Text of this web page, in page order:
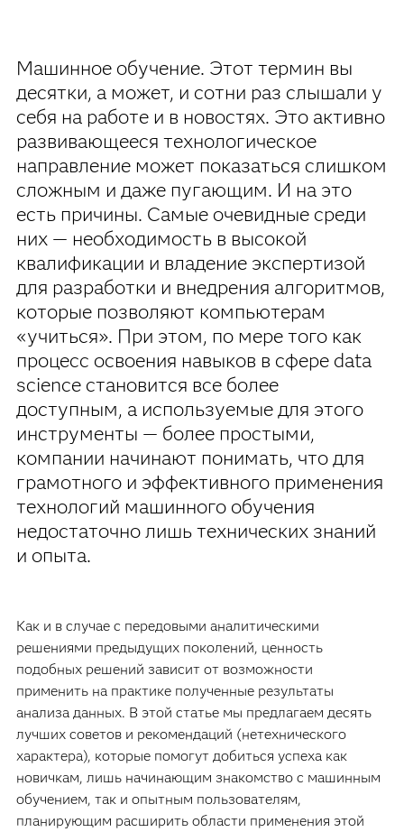
Машинное обучение. Этот термин вы
десятки, а может, и сотни раз слышали у
себя на работе и в новостях. Это активно
развивающееся технологическое
направление может показаться слишком
сложным и даже пугающим. И на это
есть причины. Самые очевидные среди
них — необходимость в высокой
квалификации и владение экспертизой
для разработки и внедрения алгоритмов,
которые позволяют компьютерам
«учиться». При этом, по мере того как
процесс освоения навыков в сфере data
science становится все более
доступным, а используемые для этого
инструменты — более простыми,
компании начинают понимать, что для
грамотного и эффективного применения
технологий машинного обучения
недостаточно лишь технических знаний
и опыта.
Как и в случае с передовыми аналитическими
решениями предыдущих поколений, ценность
подобных решений зависит от возможности
применить на практике полученные результаты
анализа данных. В этой статье мы предлагаем десять
лучших советов и рекомендаций (нетехнического
характера), которые помогут добиться успеха как
новичкам, лишь начинающим знакомство с машинным
обучением, так и опытным пользователям,
планирующим расширить области применения этой